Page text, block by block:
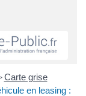
Carte grise
en leasing :